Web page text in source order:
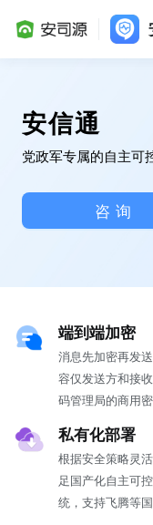
安信通
党政军专属的自主可
咨询
端到端加密
消息先加密再发
容仅发送方和接
码管理局的商用
私有化部署
根据安全策略灵
足国产化自主可
统，支持飞腾等国